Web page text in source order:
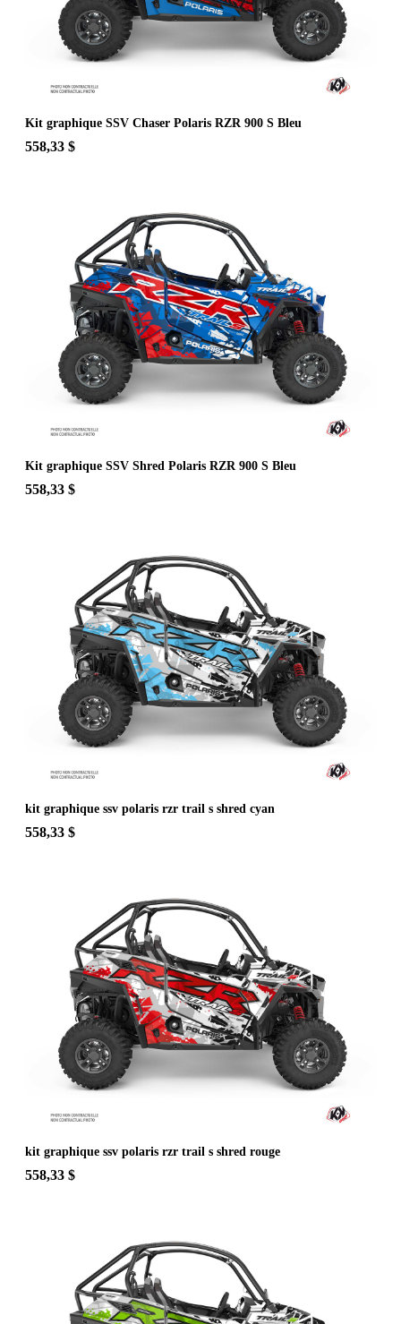
Kit graphique SSV Chaser Polaris RZR 900 S Bleu
558,33 $
Kit graphique SSV Shred Polaris RZR 900 S Bleu
558,33 $
kit graphique ssv polaris rzr trail s shred cyan
558,33 $
kit graphique ssv polaris rzr trail s shred rouge
558,33 $